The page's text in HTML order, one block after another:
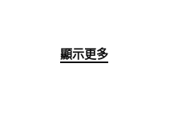
顯示更多